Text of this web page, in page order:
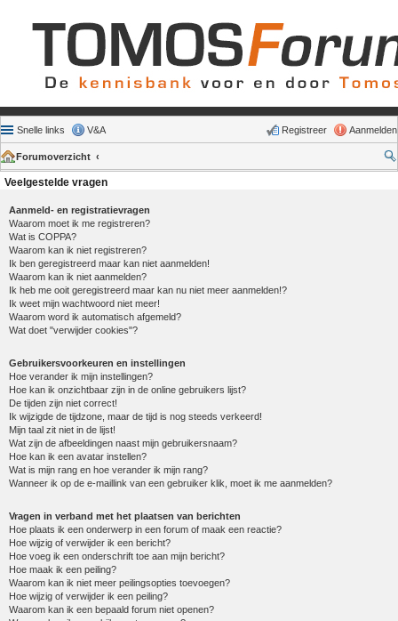
Snelle links V&A Aanmelden
Registreer
Forumoverzicht
Veelgestelde vragen
Aanmeld- en registratievragen
Waarom moet ik me registreren?
Wat is COPPA?
Waarom kan ik niet registreren?
Ik ben geregistreerd maar kan niet aanmelden!
Waarom kan ik niet aanmelden?
Ik heb me ooit geregistreerd maar kan nu niet meer aanmelden!?
Ik weet mijn wachtwoord niet meer!
Waarom word ik automatisch afgemeld?
Wat doet "verwijder cookies"?
Gebruikersvoorkeuren en instellingen
Hoe verander ik mijn instellingen?
Hoe kan ik onzichtbaar zijn in de online gebruikers lijst?
De tijden zijn niet correct!
Ik wijzigde de tijdzone, maar de tijd is nog steeds verkeerd!
Mijn taal zit niet in de lijst!
Wat zijn de afbeeldingen naast mijn gebruikersnaam?
Hoe kan ik een avatar instellen?
Wat is mijn rang en hoe verander ik mijn rang?
Wanneer ik op de e-maillink van een gebruiker klik, moet ik me aanmelden?
Vragen in verband met het plaatsen van berichten
Hoe plaats ik een onderwerp in een forum of maak een reactie?
Hoe wijzig of verwijder ik een bericht?
Hoe voeg ik een onderschrift toe aan mijn bericht?
Hoe maak ik een peiling?
Waarom kan ik niet meer peilingsopties toevoegen?
Hoe wijzig of verwijder ik een peiling?
Waarom kan ik een bepaald forum niet openen?